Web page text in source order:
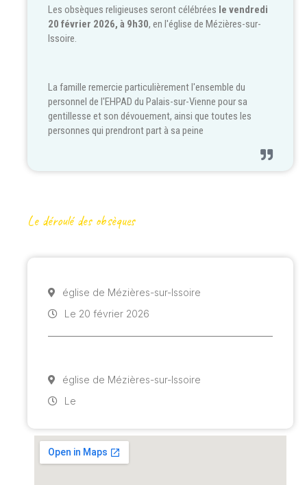
Les obsèques religieuses seront célébrées le vendredi
20 février 2026, à 9h30, en l'église de Mézières-sur-
Issoire.
La famille remercie particulièrement l'ensemble du
personnel de l'EHPAD du Palais-sur-Vienne pour sa
gentillesse et son dévouement, ainsi que toutes les
personnes qui prendront part à sa peine
Le déroulé des obsèques
église de Mézières-sur-Issoire
Le 20 février 2026
église de Mézières-sur-Issoire
Le